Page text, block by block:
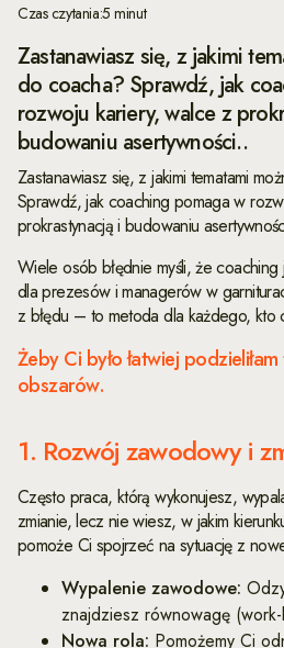
Czas czytania:5 minut
Zastanawiasz się, z jakimi
do coacha? Sprawdź, jak
rozwoju kariery, walce z
budowaniu asertywności..
Zastanawiasz się, z jakimi tematami
Sprawdź, jak coaching pomaga w
prokrastynacją i budowaniu
Wiele osób błędnie myśli, że
dla prezesów i managerów w
z błędu – to metoda dla każdego, kto
Żeby Ci było łatwiej
obszarów.
1. Rozwój zawodowy i
Często praca, którą wykonujesz,
zmianie, lecz nie wiesz, w jakim
pomoże Ci spojrzeć na sytuację z
Wypalenie zawodowe:
znajdziesz równowagę
Nowa rola: Pomożemy Ci